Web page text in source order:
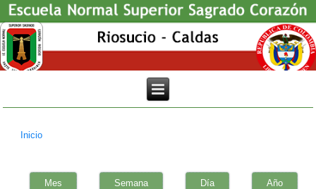
Usted está aquí
Inicio
Mes (solapa activa)Semana Día Año